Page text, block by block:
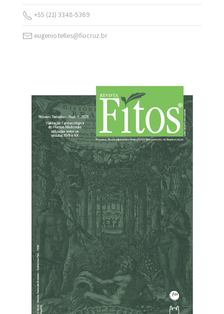
+55 (21) 3348-5369
eugenio.telles@fiocruz.br